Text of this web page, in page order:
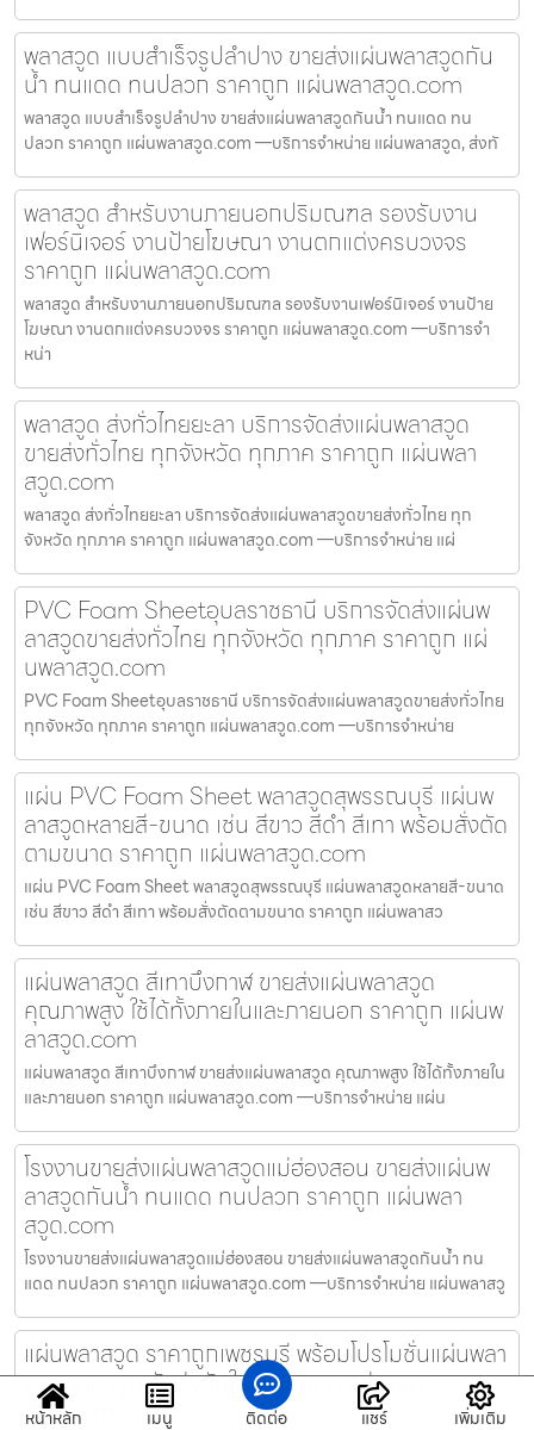
พลาสวูด แบบสำเร็จรูปลำปาง ขายส่งแผ่นพลาสวูดกัน
น้ำ ทนแดด ทนปลวก ราคาถูก แผ่นพลาสวูด.com
พลาสวูด แบบสำเร็จรูปลำปาง ขายส่งแผ่นพลาสวูดกันน้ำ ทนแดด ทน
ปลวก ราคาถูก แผ่นพลาสวูด.com —บริการจำหน่าย แผ่นพลาสวูด, ส่งทั
พลาสวูด สำหรับงานภายนอกปริมณฑล รองรับงาน
เฟอร์นิเจอร์ งานป้ายโฆษณา งานตกแต่งครบวงจร
ราคาถูก แผ่นพลาสวูด.com
พลาสวูด สำหรับงานภายนอกปริมณฑล รองรับงานเฟอร์นิเจอร์ งานป้าย
โฆษณา งานตกแต่งครบวงจร ราคาถูก แผ่นพลาสวูด.com —บริการจำ
หน่า
พลาสวูด ส่งทั่วไทยยะลา บริการจัดส่งแผ่นพลาสวูด
ขายส่งทั่วไทย ทุกจังหวัด ทุกภาค ราคาถูก แผ่นพลา
สวูด.com
พลาสวูด ส่งทั่วไทยยะลา บริการจัดส่งแผ่นพลาสวูดขายส่งทั่วไทย ทุก
จังหวัด ทุกภาค ราคาถูก แผ่นพลาสวูด.com —บริการจำหน่าย แผ่
PVC Foam Sheetอุบลราชธานี บริการจัดส่งแผ่นพ
ลาสวูดขายส่งทั่วไทย ทุกจังหวัด ทุกภาค ราคาถูก แผ่
นพลาสวูด.com
PVC Foam Sheetอุบลราชธานี บริการจัดส่งแผ่นพลาสวูดขายส่งทั่วไทย
ทุกจังหวัด ทุกภาค ราคาถูก แผ่นพลาสวูด.com —บริการจำหน่าย
แผ่น PVC Foam Sheet พลาสวูดสุพรรณบุรี แผ่นพ
ลาสวูดหลายสี-ขนาด เช่น สีขาว สีดำ สีเทา พร้อมสั่งตัด
ตามขนาด ราคาถูก แผ่นพลาสวูด.com
แผ่น PVC Foam Sheet พลาสวูดสุพรรณบุรี แผ่นพลาสวูดหลายสี-ขนาด
เช่น สีขาว สีดำ สีเทา พร้อมสั่งตัดตามขนาด ราคาถูก แผ่นพลาสว
แผ่นพลาสวูด สีเทาบึงกาฬ ขายส่งแผ่นพลาสวูด
คุณภาพสูง ใช้ได้ทั้งภายในและภายนอก ราคาถูก แผ่นพ
ลาสวูด.com
แผ่นพลาสวูด สีเทาบึงกาฬ ขายส่งแผ่นพลาสวูด คุณภาพสูง ใช้ได้ทั้งภายใน
และภายนอก ราคาถูก แผ่นพลาสวูด.com —บริการจำหน่าย แผ่น
โรงงานขายส่งแผ่นพลาสวูดแม่ฮ่องสอน ขายส่งแผ่นพ
ลาสวูดกันน้ำ ทนแดด ทนปลวก ราคาถูก แผ่นพลา
สวูด.com
โรงงานขายส่งแผ่นพลาสวูดแม่ฮ่องสอน ขายส่งแผ่นพลาสวูดกันน้ำ ทน
แดด ทนปลวก ราคาถูก แผ่นพลาสวูด.com —บริการจำหน่าย แผ่นพลาสวู
แผ่นพลาสวูด ราคาถูกเพชรบุรี พร้อมโปรโมชั่นแผ่นพลา
สวูด ราคาถูก จัดส่งทันใจทั่วประเทศ แผ่นพลา
สวูด.com
หน้าหลัก เมนู ติดต่อ แชร์ เพิ่มเติม